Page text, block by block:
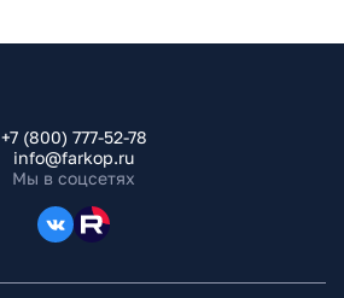
+7 (800) 777-52-78
info@farkop.ru
Мы в соцсетях